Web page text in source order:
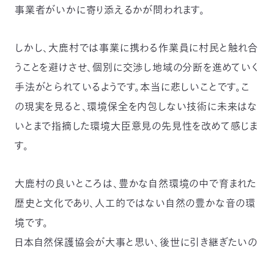
事業者がいかに寄り添えるかが問われます。
しかし、大鹿村では事業に携わる作業員に村民と触れ合
うことを避けさせ、個別に交渉し地域の分断を進めていく
手法がとられているようです。本当に悲しいことです。こ
の現実を見ると、環境保全を内包しない技術に未来はな
いとまで指摘した環境大臣意見の先見性を改めて感じま
す。
大鹿村の良いところは、豊かな自然環境の中で育まれた
歴史と文化であり、人工的ではない自然の豊かな音の環
境です。
日本自然保護協会が大事と思い、後世に引き継ぎたいの